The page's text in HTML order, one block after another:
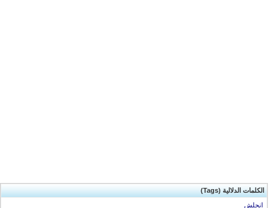
الكلمات الدلالية (Tags)
انجلش